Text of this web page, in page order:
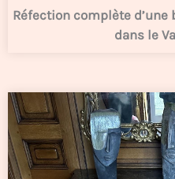
Réfection complète d’une
dans le